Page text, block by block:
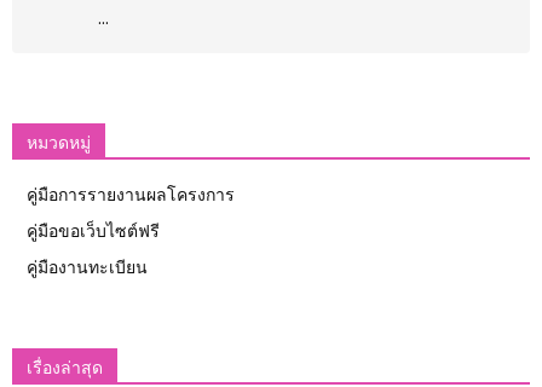
...
หมวดหมู่
คู่มือการรายงานผลโครงการ
คู่มือขอเว็บไซต์ฟรี
คู่มืองานทะเบียน
เรื่องล่าสุด